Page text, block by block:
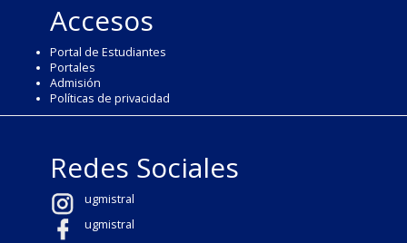
Accesos
Portal de Estudiantes
Portales
Admisión
Políticas de privacidad
Redes Sociales
ugmistral
ugmistral